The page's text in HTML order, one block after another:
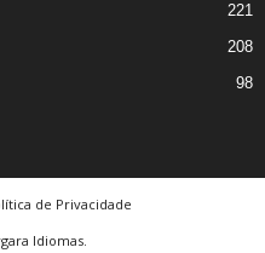
221
208
98
de Privacidade
Idiomas.